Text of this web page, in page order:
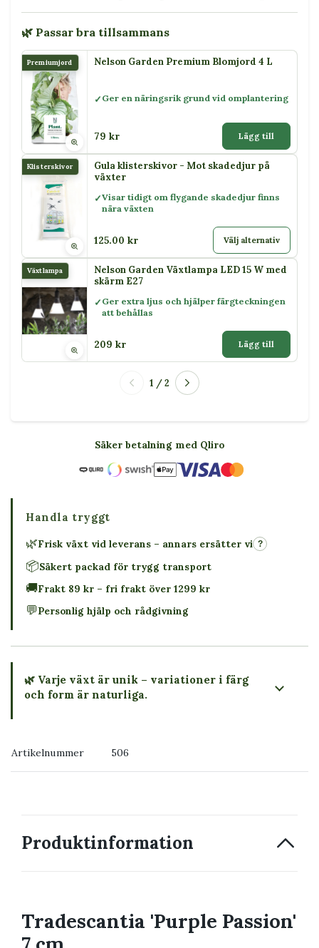
🌿 Passar bra tillsammans
Premiumjord Nelson Garden Premium Blomjord 4 L
Ger en näringsrik grund vid omplantering
79 kr Lägg till
Klisterskivor
Gula klisterskivor - Mot skadedjur på
växter
Visar tidigt om flygande skadedjur finns
nära växten
125.00 kr Välj alternativ
Växtlampa
Nelson Garden Växtlampa LED 15 W med
skärm E27
Ger extra ljus och hjälper färgteckningen
att behållas
209 kr Lägg till
1 / 2
Säker betalning med Qliro
Handla tryggt
🌿Frisk växt vid leverans – annars ersätter vi ?
📦Säkert packad för trygg transport
🚚Frakt 89 kr – fri frakt över 1299 kr
💬Personlig hjälp och rådgivning
🌿 Varje växt är unik – variationer i färg
och form är naturliga.
Artikelnummer 506
Produktinformation
Tradescantia 'Purple Passion'